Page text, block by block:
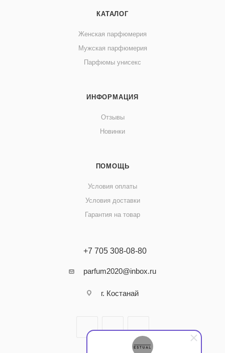
КАТАЛОГ
Женская парфюмерия
Мужская парфюмерия
Парфюмы унисекс
ИНФОРМАЦИЯ
Отзывы
Новинки
ПОМОЩЬ
Условия оплаты
Условия доставки
Гарантия на товар
+7 705 308-08-80
parfum2020@inbox.ru
г. Костанай